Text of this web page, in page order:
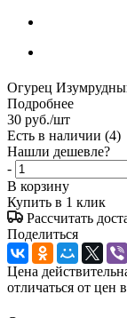
Огурец
Подробнее
30 руб./шт
Есть в наличии (4)
Нашли дешевле?
-
В корзину
Купить в 1 клик
Рассчитать
Поделиться
Цена
отличаться от цен